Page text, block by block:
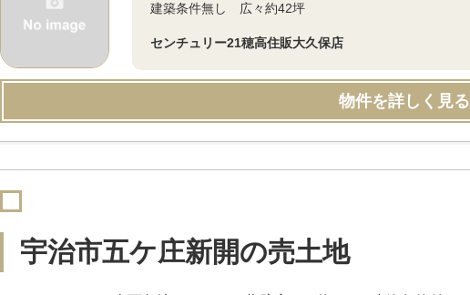
建築条件無し 広々約42坪
センチュリー21穂高住販大久保店
物件を詳しく見る
宇治市五ケ庄新開の売土地